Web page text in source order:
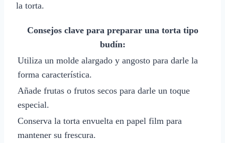
la torta.
Consejos clave para preparar una torta tipo
budín:
Utiliza un molde alargado y angosto para darle la
forma característica.
Añade frutas o frutos secos para darle un toque
especial.
Conserva la torta envuelta en papel film para
mantener su frescura.